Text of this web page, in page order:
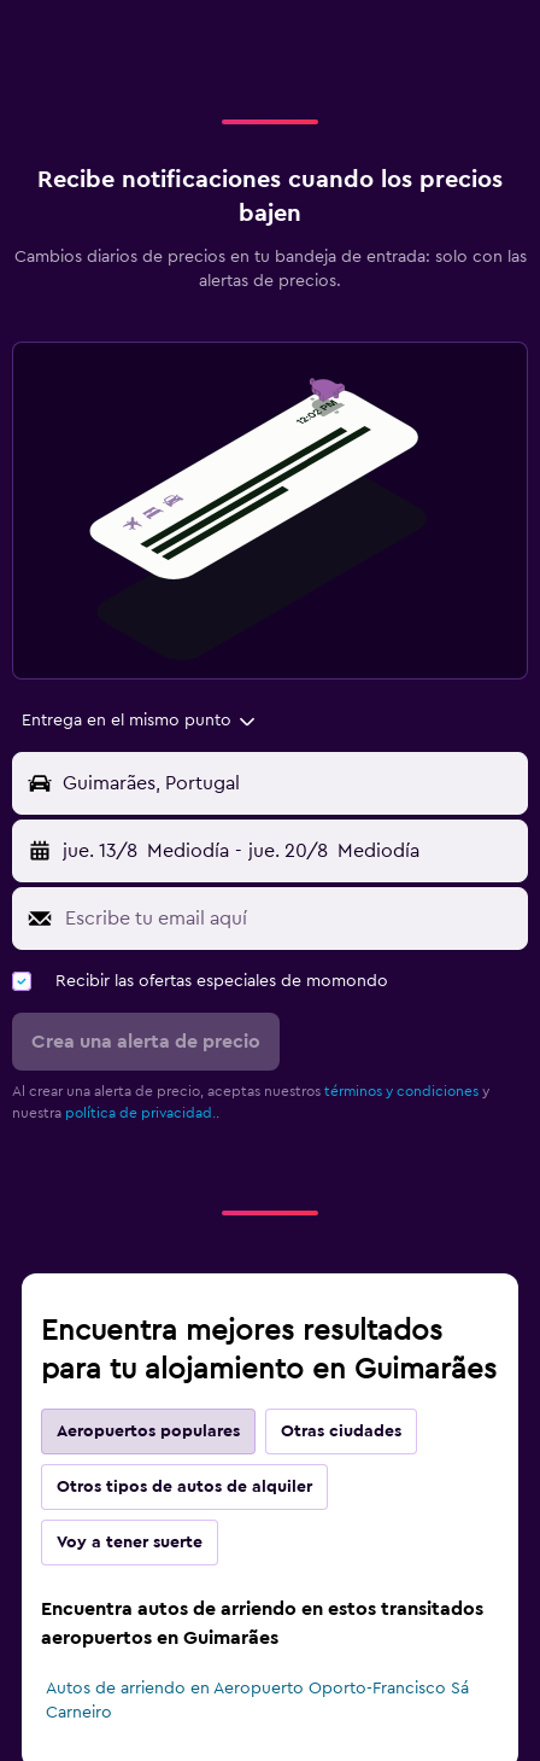
Recibe notificaciones cuando los precios
bajen
Cambios diarios de precios en tu bandeja de entrada: solo con las
alertas de precios.
Entrega en el mismo punto
Guimarães, Portugal
jue. 13/8 Mediodía - jue. 20/8 Mediodía
Recibir las ofertas especiales de momondo
Crea una alerta de precio
Al crear una alerta de precio, aceptas nuestros términos y condiciones y
nuestra política de privacidad..
Encuentra mejores resultados
para tu alojamiento en Guimarães
Aeropuertos populares Otras ciudades
Otros tipos de autos de alquiler
Voy a tener suerte
Encuentra autos de arriendo en estos transitados
aeropuertos en Guimarães
Autos de arriendo en Aeropuerto Oporto-Francisco Sá
Carneiro